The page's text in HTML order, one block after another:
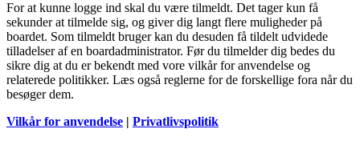
For at kunne logge ind skal du være tilmeldt. Det tager kun få
sekunder at tilmelde sig, og giver dig langt flere muligheder på
boardet. Som tilmeldt bruger kan du desuden få tildelt udvidede
tilladelser af en boardadministrator. Før du tilmelder dig bedes du
sikre dig at du er bekendt med vore vilkår for anvendelse og
relaterede politikker. Læs også reglerne for de forskellige fora når du
besøger dem.
Vilkår for anvendelse | Privatlivspolitik